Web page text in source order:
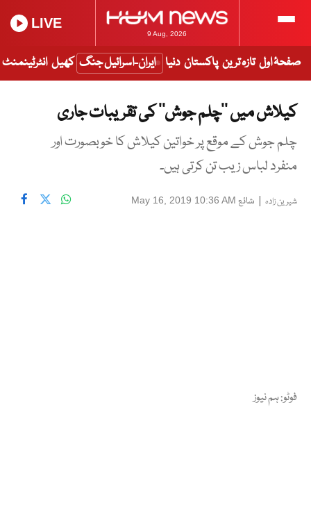
9 Aug, 2026
LIVE
صفحۂ اول تازہ ترین پاکستان دنیا ایران-اسرائیل جنگ کھیل انٹرٹینمنٹ
کیلاش میں ’’چلم جوش‘‘ کی تقریبات جاری
چلم جوش کے موقع پر خواتین کیلاش کا خوبصورت اور
منفرد لباس زیب تن کرتی ہیں۔
شیرین زادہ | شائع May 16, 2019 10:36 AM
فوٹو: ہم نیوز